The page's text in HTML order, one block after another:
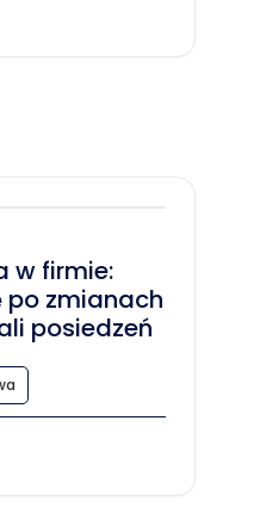
w firmie:
po zmianach
posiedzeń